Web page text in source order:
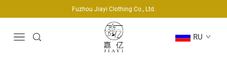
Fuzhou Jiayi Clothing Co., Ltd.
RU